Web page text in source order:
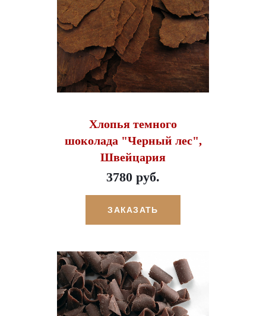
Хлопья темного
шоколада "Черный лес",
Швейцария
3780 руб.
ЗАКАЗАТЬ